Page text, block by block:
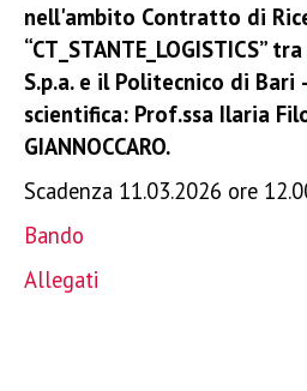
nell'ambito Contratto di
“CT_STANTE_LOGISTICS”
S.p.a. e il Politecnico di Bari
scientifica: Prof.ssa Ilaria
GIANNOCCARO.
Scadenza 11.03.2026 ore
Bando
Allegati